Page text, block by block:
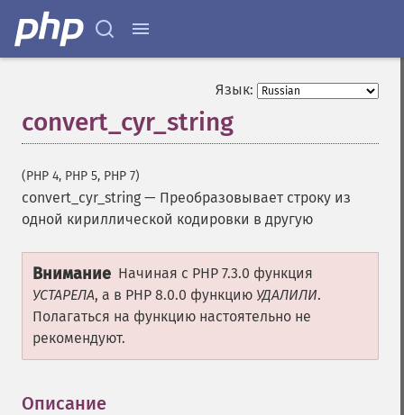
Язык:
convert_cyr_string
(PHP 4, PHP 5, PHP 7)
convert_cyr_string — Преобразовывает строку из
одной кириллической кодировки в другую
Внимание Начиная с PHP 7.3.0 функция
УСТАРЕЛА, а в PHP 8.0.0 функцию УДАЛИЛИ.
Полагаться на функцию настоятельно не
рекомендуют.
Описание